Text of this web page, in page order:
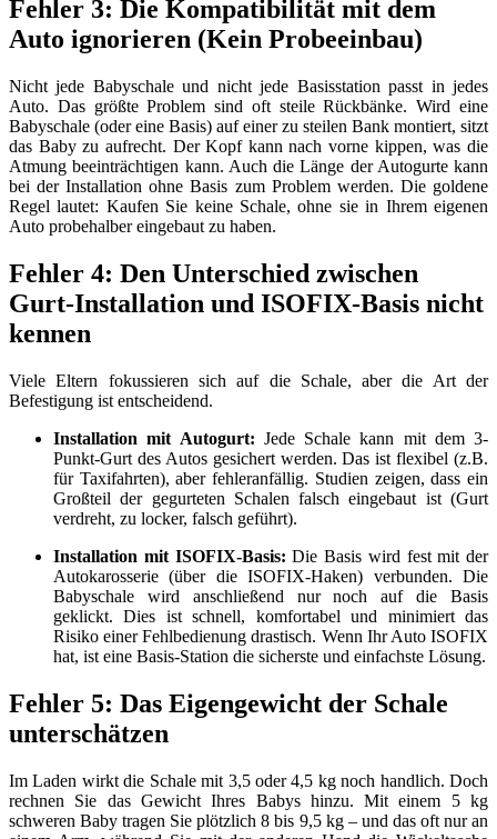
Fehler 3: Die Kompatibilität mit dem
Auto ignorieren (Kein Probeeinbau)
Nicht jede Babyschale und nicht jede Basisstation passt in jedes
Auto. Das größte Problem sind oft steile Rückbänke. Wird eine
Babyschale (oder eine Basis) auf einer zu steilen Bank montiert, sitzt
das Baby zu aufrecht. Der Kopf kann nach vorne kippen, was die
Atmung beeinträchtigen kann. Auch die Länge der Autogurte kann
bei der Installation ohne Basis zum Problem werden. Die goldene
Regel lautet: Kaufen Sie keine Schale, ohne sie in Ihrem eigenen
Auto probehalber eingebaut zu haben.
Fehler 4: Den Unterschied zwischen
Gurt-Installation und ISOFIX-Basis nicht
kennen
Viele Eltern fokussieren sich auf die Schale, aber die Art der
Befestigung ist entscheidend.
Installation mit Autogurt: Jede Schale kann mit dem 3-
Punkt-Gurt des Autos gesichert werden. Das ist flexibel (z.B.
für Taxifahrten), aber fehleranfällig. Studien zeigen, dass ein
Großteil der gegurteten Schalen falsch eingebaut ist (Gurt
verdreht, zu locker, falsch geführt).
Installation mit ISOFIX-Basis: Die Basis wird fest mit der
Autokarosserie (über die ISOFIX-Haken) verbunden. Die
Babyschale wird anschließend nur noch auf die Basis
geklickt. Dies ist schnell, komfortabel und minimiert das
Risiko einer Fehlbedienung drastisch. Wenn Ihr Auto ISOFIX
hat, ist eine Basis-Station die sicherste und einfachste Lösung.
Fehler 5: Das Eigengewicht der Schale
unterschätzen
Im Laden wirkt die Schale mit 3,5 oder 4,5 kg noch handlich. Doch
rechnen Sie das Gewicht Ihres Babys hinzu. Mit einem 5 kg
schweren Baby tragen Sie plötzlich 8 bis 9,5 kg – und das oft nur an